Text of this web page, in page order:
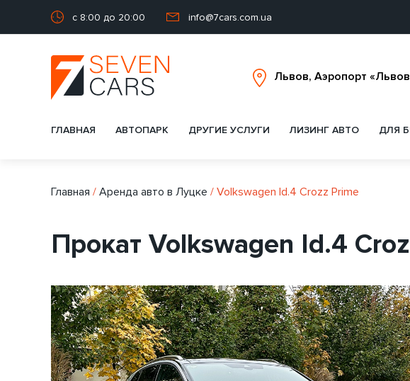
с 8:00 до 20:00 info@7cars.com.ua
ГЛАВНАЯ АВТОПАРК ДРУГИЕ УСЛУГИ ЛИЗИНГ АВТО ДЛЯ
Главная / Аренда авто в Луцке / Volkswagen Id.4 Crozz Prime
Прокат Volkswagen Id.4